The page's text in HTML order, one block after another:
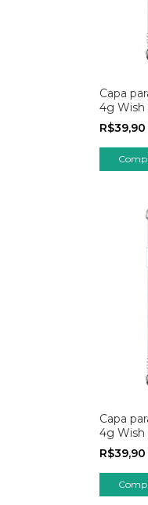
Capa
4g Wish
R$39,90
Capa
4g Wish
R$39,90